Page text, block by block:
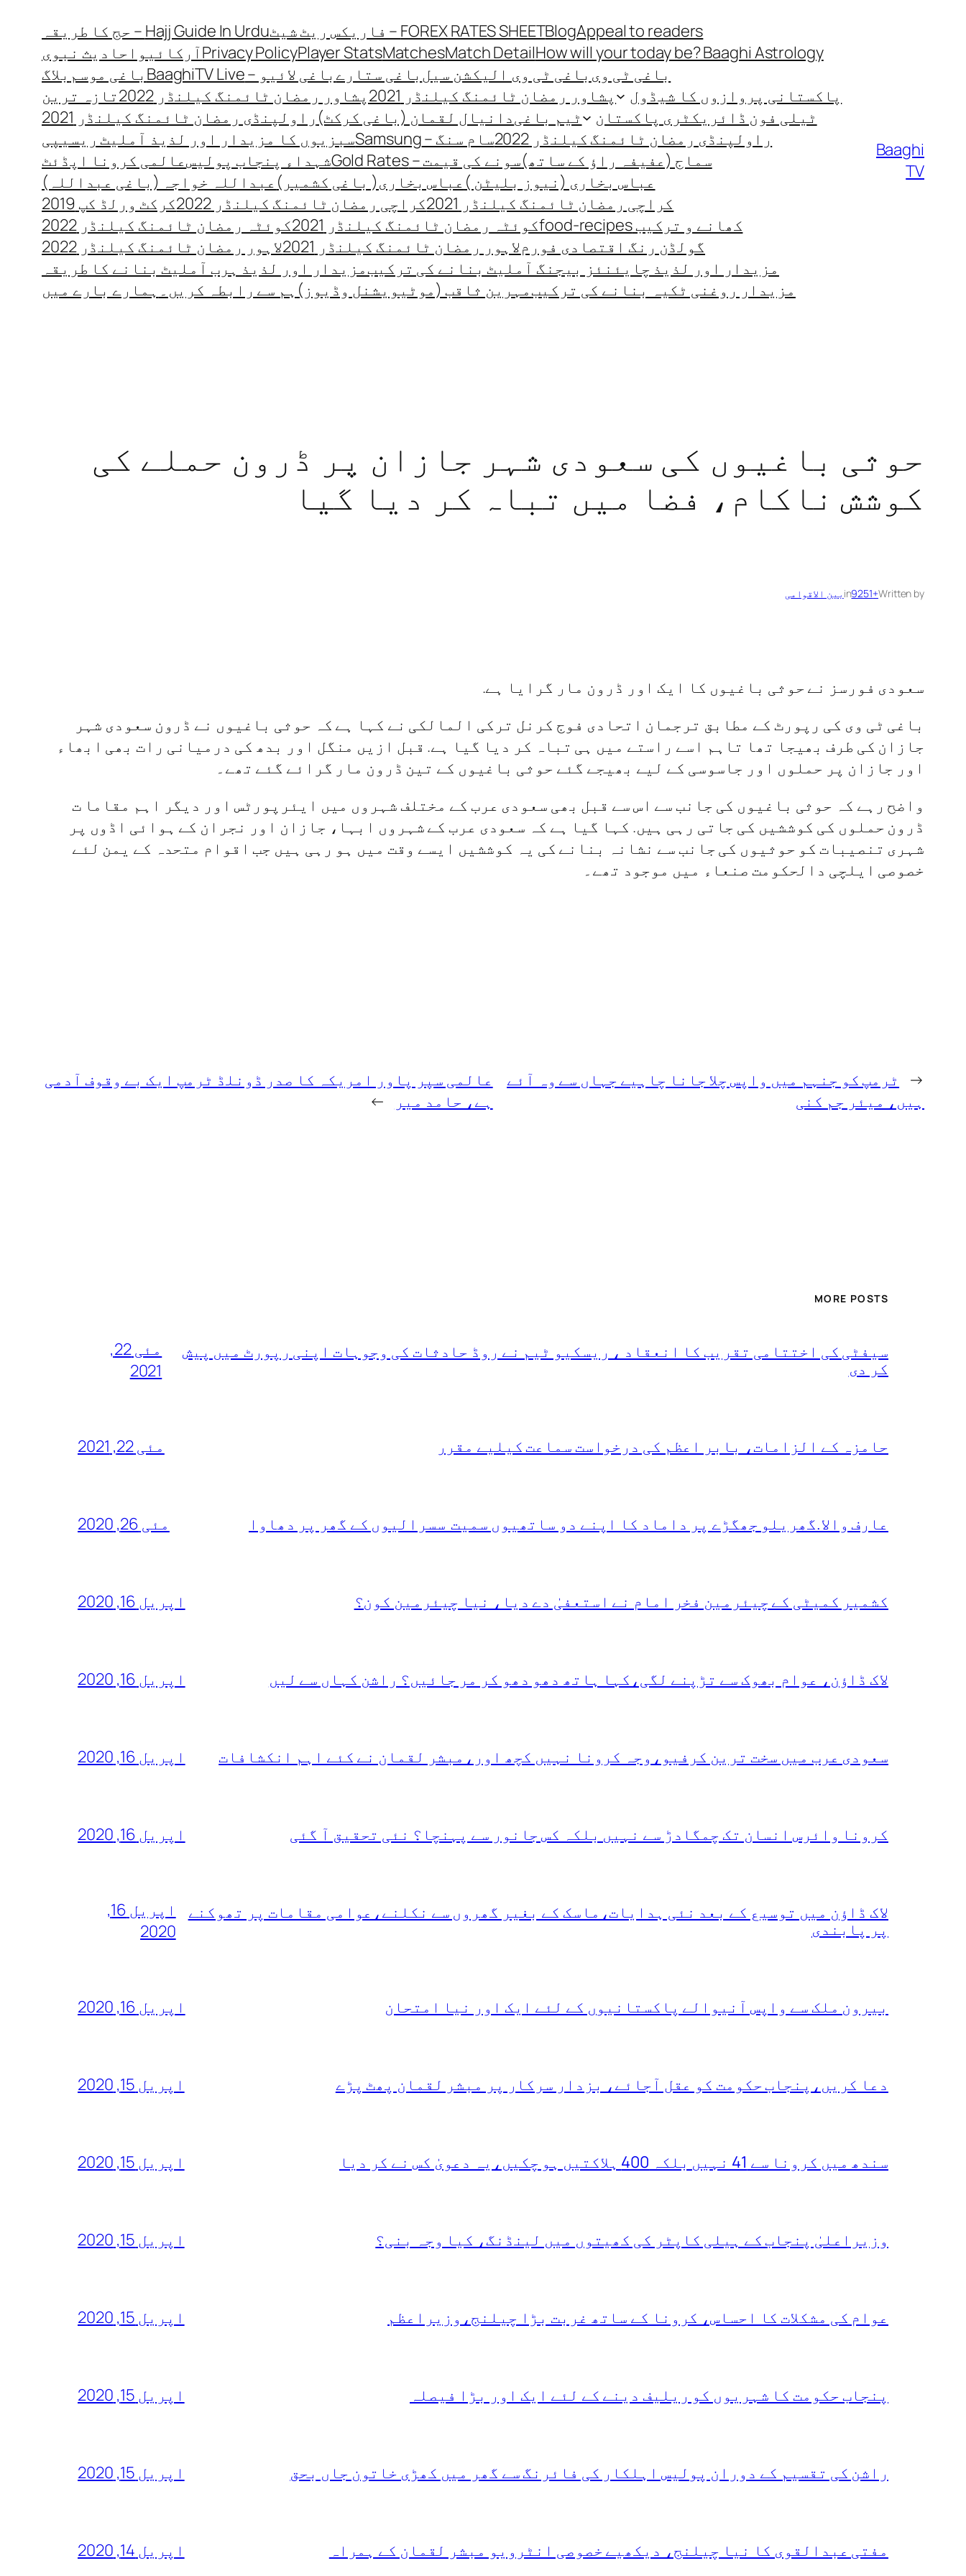
Baaghi
TV
Appeal to readers
BlogFOREX RATES SHEET – فاریکس ریٹ شیٹ
Hajj Guide In Urdu – حج کا طریقہ
How will your today be? Baaghi Astrology
Match Detail
Matches
Player Stats
Privacy Policyآرکائیو احادیث نبوی
باغی ٹی وی باغی ٹی وی الیکشن سیل باغی ستارےباغی لائیو – BaaghiTV Live باغی موسم بلاگ
پاکستانی پروازوں کا شیڈول
پشاور رمضان ٹائمنگ کیلنڈر 2021 پشاور رمضان ٹائمنگ کیلنڈر 2022
تازہ ترین
ٹیلی فون ڈائریکٹری پاکستان
ٹیم باغیدانیال لقمان (باغی کرکٹ) راولپنڈی رمضان ٹائمنگ کیلنڈر 2021
راولپنڈی رمضان ٹائمنگ کیلنڈر 2022
سام سنگ – Samsung
سبزیوں کا مزیدار اور لذیذ آملیٹ ریسیپی
سماج (عفیفہ راؤ کے ساتھ)سونے کی قیمت – Gold Rates شہداء پنجاب پولیسعالمی کرونا اپڈئٹ
عباس بخاری (نیوز بلیٹن ) عباس بخاری( باغی کشمیر) عبداللہ خواجہ (باغی عبداللہ)
کراچی رمضان ٹائمنگ کیلنڈر 2021
کراچی رمضان ٹائمنگ کیلنڈر 2022
کرکٹ ورلڈ کپ 2019
کھانے و ترکیب food-recipes
کوئٹہ رمضان ٹائمنگ کیلنڈر 2021
کوئٹہ رمضان ٹائمنگ کیلنڈر 2022
گولڈن رنگ اقتصادی فورملاہور رمضان ٹائمنگ کیلنڈر 2021
لاہور رمضان ٹائمنگ کیلنڈر 2022
مزیدار اور لذیذ چایئنئز بیجنگ آملیٹ بنانے کی ترکیبمزیدار اور لذیذ ہرب آملیٹ بنانے کا طریقہ
مزیدار روغنی ٹکیہ بنانے کی ترکیبمہرین ثاقب (موٹیویشنل وڈیوز) ہم سے رابطہ کریں۔ ہمارے بارے میں
حوثی باغیوں‌ کی سعودی شہر جازان پر ڈرون حملے کی
کوشش ناکام، فضا میں تباہ کر دیا گیا
Written by
+9251
in بین الاقوامی
سعودی فورسز نے حوثی باغیوں‌ کا ایک اور ڈرون مار گرایا ہے.
باغی ٹی وی کی رپورٹ‌ کے مطابق ترجمان اتحادی فوج کرنل ترکی المالکی نے کہا ہے کہ حوثی باغیوں نے ڈرون سعودی شہر
جازان کی طرف بھیجا تھا تاہم اسے راستے میں ہی تباہ کر دیا گیا ہے. قبل ازیں منگل اور بدھ کی درمیانی رات بھی ابھاء
اور جازان پر حملوں اور جاسوسی کے لیے بھیجے گئے حوثی باغیوں‌ کے تین ڈرون مار گرائے گئے تھے۔
واضح رہے کہ حوثی باغیوں‌ کی جانب سے اس سے قبل بھی سعودی عرب کے مختلف شہروں‌ میں ایئرپورٹس اور دیگر اہم مقاما ت
ڈرون حملوں‌ کی کوششیں کی جاتی رہی ہیں. کہا گیا ہے کہ سعودی عرب کے شہروں ابہا، جازان اور نجران کے ہوائی اڈوں پر
شہری تنصیبات کو حوثیوں کی جانب سے نشانہ بنانے کی یہ کوششیں ایسے وقت میں ہو رہی ہیں جب اقوام متحدہ کے یمن لئے
خصوصی ایلچی دالحکومت صنعاء میں موجود تھے۔
←
ٹرمپ کو جنہم میں واپس چلا جانا چاہیے جہاں سے وہ آئے
ہیں، میئر جم کنی
عالمی سپر پاور امریکہ کا صدر ڈونلڈ ٹرمپ ایک بے وقوف آدمی
ہے، حامد میر
→
MORE POSTS
سیفٹی کی اختتامی تقریب کا انعقاد ، ریسکیو ٹیم نے روڈ حادثات کی وجوہات اپنی رپورٹ میں پیش
کر دی
مئی 22,
2021
حامزہ کے الزامات، بابر اعظم کی درخواست سماعت کیلیے مقرر مئی 22, 2021
عارف والا.گھریلو جھگڑے پر داماد کا اپنے دو ساتھیوں سمیت سسرالیوں کے گھر پر دھاوا مئی 26, 2020
کشمیر کمیٹی کے چیئرمین فخر امام نے استعفیٰ دے دیا، نیا چیئرمین کون؟ اپریل 16, 2020
لاک ڈاؤن، عوام بھوک سے تڑپنے لگی،کہا ہاتھ دھو دھو کر مر جائیں؟ راشن کہاں سے لیں اپریل 16, 2020
سعودی عرب میں سخت ترین کرفیو،وجہ کرونا نہیں کچھ اور،مبشر لقمان نے کئے اہم انکشافات اپریل 16, 2020
کرونا وائرس انسان تک چمگادڑ سے نہیں بلکہ کس جانور سے پہنچا؟ نئی تحقیق آ گئی اپریل 16, 2020
لاک ڈاؤن میں توسیع کے بعد نئی ہدایات،ماسک کے بغیر گھروں سے نکلنے،عوامی مقامات پر تھوکنے
پر پابندی
اپریل 16,
2020
بیرون ملک سے واپس آنیوالے پاکستانیوں کے لئے ایک اور نیا امتحان اپریل 16, 2020
دعا کریں،پنجاب حکومت کو عقل آجائے، بزدار سرکار پر مبشر لقمان پھٹ پڑے اپریل 15, 2020
سندھ میں کرونا سے 41 نہیں بلکہ 400 ہلاکتیں ہو چکیں،یہ دعویٰ کس نے کر دیا اپریل 15, 2020
وزیراعلیٰ پنجاب کے ہیلی کاپٹر کی کھیتوں میں لینڈنگ، کیا وجہ بنی؟ اپریل 15, 2020
عوام کی مشکلات کا احساس، کرونا کے ساتھ غربت بڑا چیلنج،وزیراعظم اپریل 15, 2020
پنجاب حکومت کا شہریوں کو ریلیف دینے کے لئے ایک اور بڑا فیصلہ اپریل 15, 2020
راشن کی تقسیم کے دوران پولیس اہلکار کی فائرنگ سے گھر میں کھڑی خاتون جاں بحق اپریل 15, 2020
مفتی عبدالقوی کا نیا چیلنج، دیکھیے خصوصی انٹرویو مبشر لقمان کے ہمراہ اپریل 14, 2020